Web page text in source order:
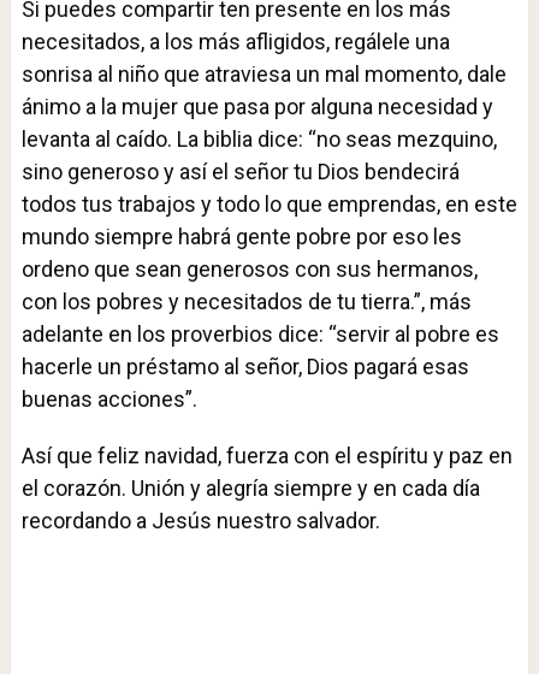
Si puedes compartir ten presente en los más
necesitados, a los más afligidos, regálele una
sonrisa al niño que atraviesa un mal momento, dale
ánimo a la mujer que pasa por alguna necesidad y
levanta al caído. La biblia dice: “no seas mezquino,
sino generoso y así el señor tu Dios bendecirá
todos tus trabajos y todo lo que emprendas, en este
mundo siempre habrá gente pobre por eso les
ordeno que sean generosos con sus hermanos,
con los pobres y necesitados de tu tierra.”, más
adelante en los proverbios dice: “servir al pobre es
hacerle un préstamo al señor, Dios pagará esas
buenas acciones”.
Así que feliz navidad, fuerza con el espíritu y paz en
el corazón. Unión y alegría siempre y en cada día
recordando a Jesús nuestro salvador.